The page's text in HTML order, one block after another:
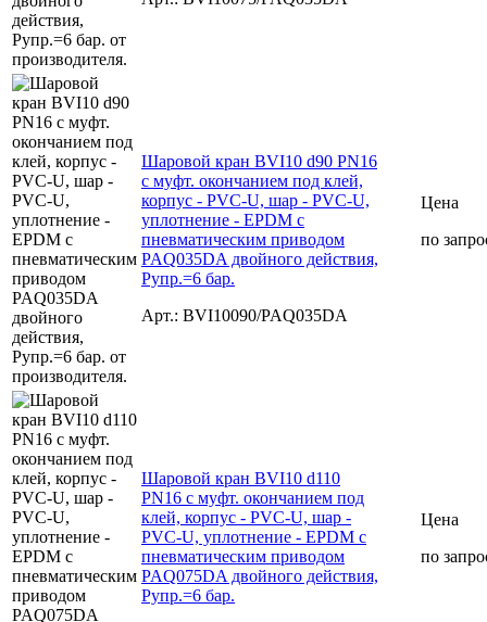
Шаровой кран BVI10 d90 PN16
с муфт. окончанием под клей,
корпус - PVC-U, шар - PVC-U,
уплотнение - EPDM с
пневматическим приводом
PAQ035DA двойного действия,
Рупр.=6 бар.
Арт.: BVI10090/PAQ035DA
Цена
по
Шаровой кран BVI10 d110
PN16 с муфт. окончанием под
клей, корпус - PVC-U, шар -
PVC-U, уплотнение - EPDM с
пневматическим приводом
PAQ075DA двойного действия,
Рупр.=6 бар.
Цена
по